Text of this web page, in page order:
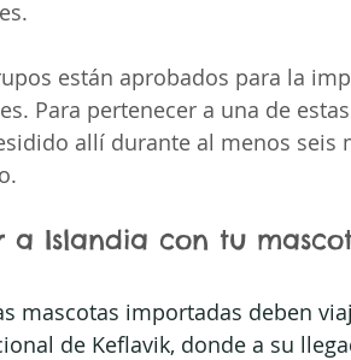
están aprobados para la
Para pertenecer a una de
allí durante al menos
a Islandia con tu
mascotas importadas deben
de Keflavik, donde a su